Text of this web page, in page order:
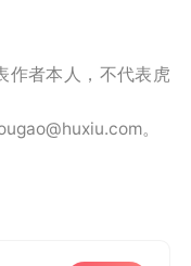
作者本人，不代表虎
。